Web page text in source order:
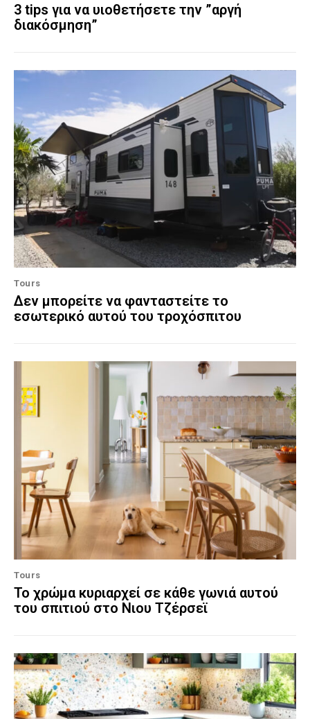
3 tips για να υιοθετήσετε την ”αργή
διακόσμηση”
Tours
Δεν μπορείτε να φανταστείτε το
εσωτερικό αυτού του τροχόσπιτου
Tours
Το χρώμα κυριαρχεί σε κάθε γωνιά αυτού
του σπιτιού στο Νιου Τζέρσεϊ